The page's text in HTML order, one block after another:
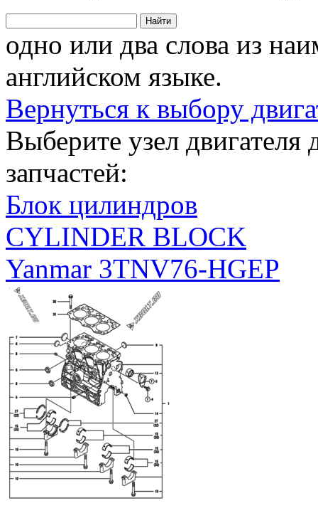
Найти
одно или два слова из
английском языке.
Вернуться к выбору
Выберите узел
запчастей:
Блок цилиндров
CYLINDER BLOCK
Yanmar 3TNV76-HGEP